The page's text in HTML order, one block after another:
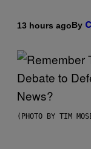
13 hours agoBy
(PHOTO BY TIM